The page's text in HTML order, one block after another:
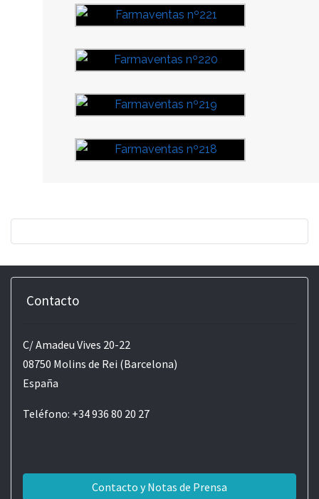
Contacto
C/ Amadeu Vives 20-22
08750 Molins de Rei (Barcelona)
España
Teléfono: +34 936 80 20 27
Contacto y Notas de Prensa